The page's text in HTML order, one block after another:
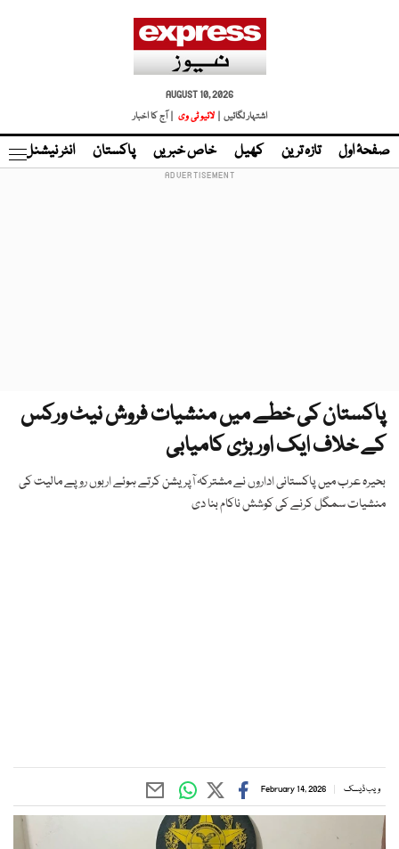
AUGUST 10, 2026
اشتہار لگائیں |
لائیو ٹی وی | آج کا اخبار
صفحۂ اول تازہ ترین کھیل خاص خبریں پاکستان انٹر نیشنل
پاکستان کی خطے میں منشیات فروش نیٹ ورکس
کے خلاف ایک اور بڑی کامیابی
بحیرہ عرب میں پاکستانی اداروں نے مشترکہ آپریشن کرتے ہوئے اربوں روپے مالیت کی
منشیات سمگل کرنے کی کوشش ناکام بنا دی
ویب ڈیسک February 14, 2026